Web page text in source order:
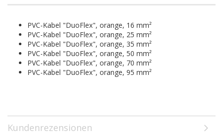
PVC-Kabel "DuoFlex", orange, 16 mm²
PVC-Kabel "DuoFlex", orange, 25 mm²
PVC-Kabel "DuoFlex", orange, 35 mm²
PVC-Kabel "DuoFlex", orange, 50 mm²
PVC-Kabel "DuoFlex", orange, 70 mm²
PVC-Kabel "DuoFlex", orange, 95 mm²
Kundenrezensionen